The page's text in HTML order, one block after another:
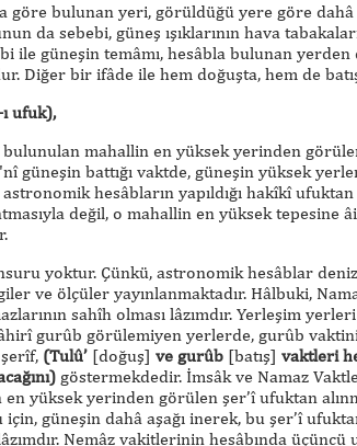
bulunan yeri, görüldüğü yere göre dahâ
da sebebi, güneş ışıklarının hava
ile güneşin temâmı, hesâbla bulunan
Diğer bir ifâde ile hem doğuşta, hem de
ufuk),
mahallin en yüksek yerinden
güneşin battığı vaktde, güneşin yüksek
hesâbların yapıldığı hakîkî
değil, o mahallin en yüksek tepesine
yoktur. Çünkü, astronomik hesâblar
ve ölçüler yayınlanmaktadır. Hâlbuki,
sahîh olması lâzımdır. Yerleşim
gurûb görülemiyen yerlerde, gurûb
(Tulû’ [doğuş] ve gurûb [batış] vaktleri
göstermekdedir. İmsâk ve Namaz
yüksek yerinden görülen şer’î ufuktan
güneşin dahâ aşağı inerek, bu şer’î
Nemâz vakitlerinin hesâbında